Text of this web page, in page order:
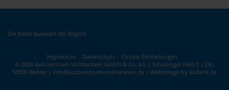
Die beste Auswahl der Region
Impressum Datenschutz
Cookie Einstellungen
© 2026 Autozentrum Volmarstein GmbH & Co. KG | Schöllinger Feld 2 | DE-
58300 Wetter | info@autozentrum-volmarstein.de | Webdesign by audaris.de